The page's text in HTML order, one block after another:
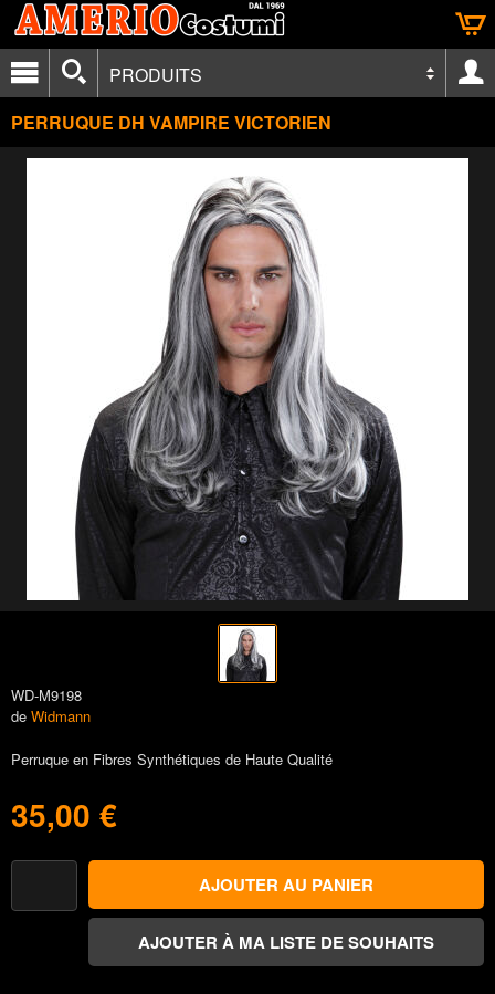
PRODUITS
PERRUQUE DH VAMPIRE VICTORIEN
WD-M9198
de Widmann
Perruque en Fibres Synthétiques de Haute Qualité
35,00 €